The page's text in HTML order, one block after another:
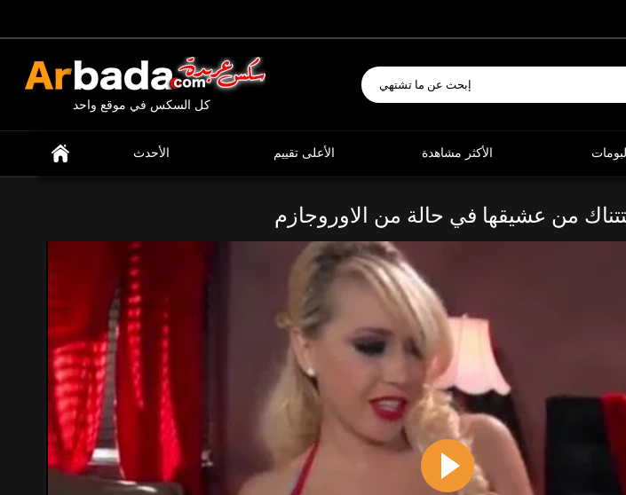
كل السكس في موقع واحد
إبحث عن ما تشتهي
الأحدث الأعلى تقييم الأكثر مشاهدة ألبومات
من عشيقها في حالة من الاوروجازم